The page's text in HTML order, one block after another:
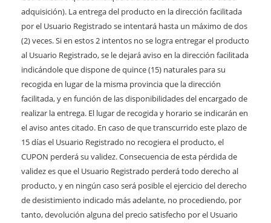
adquisición). La entrega del producto en la dirección facilitada
por el Usuario Registrado se intentará hasta un máximo de dos
(2) veces. Si en estos 2 intentos no se logra entregar el producto
al Usuario Registrado, se le dejará aviso en la dirección facilitada
indicándole que dispone de quince (15) naturales para su
recogida en lugar de la misma provincia que la dirección
facilitada, y en función de las disponibilidades del encargado de
realizar la entrega. El lugar de recogida y horario se indicarán en
el aviso antes citado. En caso de que transcurrido este plazo de
15 días el Usuario Registrado no recogiera el producto, el
CUPON perderá su validez. Consecuencia de esta pérdida de
validez es que el Usuario Registrado perderá todo derecho al
producto, y en ningún caso será posible el ejercicio del derecho
de desistimiento indicado más adelante, no procediendo, por
tanto, devolución alguna del precio satisfecho por el Usuario